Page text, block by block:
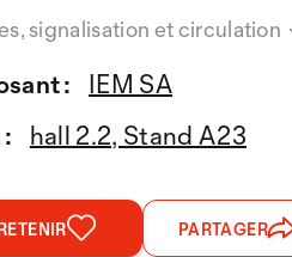
signalisation et circulation
:
IEM SA
hall 2.2, Stand A23
PARTAGER